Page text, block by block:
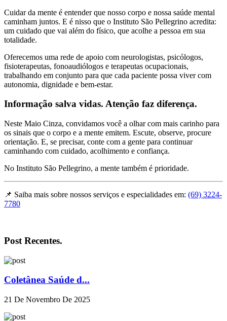
Cuidar da mente é entender que nosso corpo e nossa saúde mental
caminham juntos. E é nisso que o Instituto São Pellegrino acredita:
um cuidado que vai além do físico, que acolhe a pessoa em sua
totalidade.
Oferecemos uma rede de apoio com neurologistas, psicólogos,
fisioterapeutas, fonoaudiólogos e terapeutas ocupacionais,
trabalhando em conjunto para que cada paciente possa viver com
autonomia, dignidade e bem-estar.
Informação salva vidas. Atenção faz diferença.
Neste Maio Cinza, convidamos você a olhar com mais carinho para
os sinais que o corpo e a mente emitem. Escute, observe, procure
orientação. E, se precisar, conte com a gente para continuar
caminhando com cuidado, acolhimento e confiança.
No Instituto São Pellegrino, a mente também é prioridade.
📌 Saiba mais sobre nossos serviços e especialidades em: (69) 3224-
7780
Post Recentes.
Coletânea Saúde d...
21 De Novembro De 2025